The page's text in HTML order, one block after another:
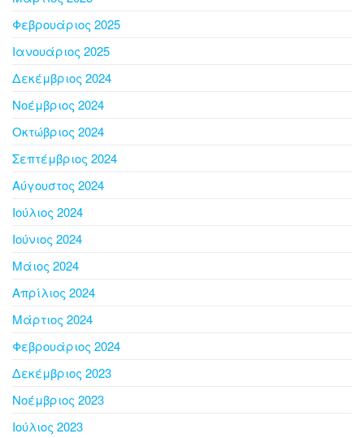
Φεβρουάριος 2025
Ιανουάριος 2025
Δεκέμβριος 2024
Νοέμβριος 2024
Οκτώβριος 2024
Σεπτέμβριος 2024
Αύγουστος 2024
Ιούλιος 2024
Ιούνιος 2024
Μάιος 2024
Απρίλιος 2024
Μάρτιος 2024
Φεβρουάριος 2024
Δεκέμβριος 2023
Νοέμβριος 2023
Ιούλιος 2023